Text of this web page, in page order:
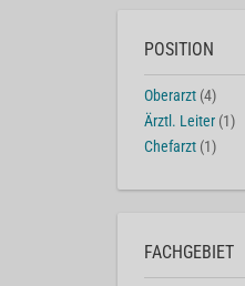
POSITION
Oberarzt (4)
Ärztl. Leiter (1)
Chefarzt (1)
FACHGEBIET